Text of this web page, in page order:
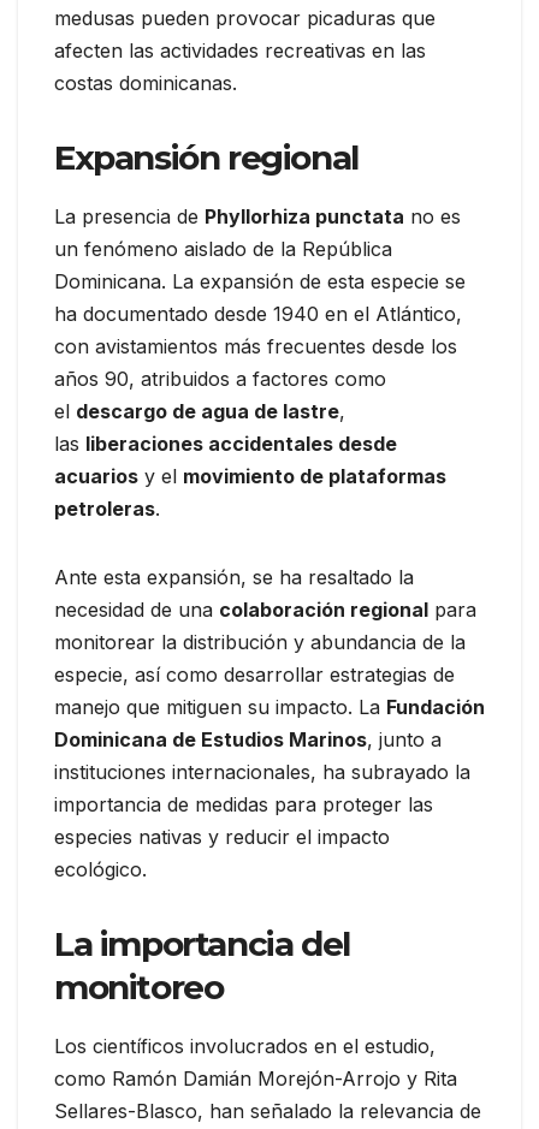
medusas pueden provocar picaduras que
afecten las actividades recreativas en las
costas dominicanas.
Expansión regional
La presencia de Phyllorhiza punctata no es
un fenómeno aislado de la República
Dominicana. La expansión de esta especie se
ha documentado desde 1940 en el Atlántico,
con avistamientos más frecuentes desde los
años 90, atribuidos a factores como
el descargo de agua de lastre,
las liberaciones accidentales desde
acuarios y el movimiento de plataformas
petroleras.
Ante esta expansión, se ha resaltado la
necesidad de una colaboración regional para
monitorear la distribución y abundancia de la
especie, así como desarrollar estrategias de
manejo que mitiguen su impacto. La Fundación
Dominicana de Estudios Marinos, junto a
instituciones internacionales, ha subrayado la
importancia de medidas para proteger las
especies nativas y reducir el impacto
ecológico.
La importancia del
monitoreo
Los científicos involucrados en el estudio,
como Ramón Damián Morejón-Arrojo y Rita
Sellares-Blasco, han señalado la relevancia de